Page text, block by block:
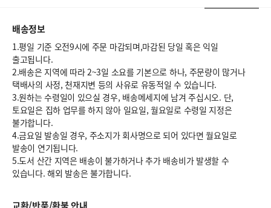
배송정보
1.평일 기준 오전9시에 주문 마감되며,마감된 당일 혹은 익일
출고됩니다.
2.배송은 지역에 따라 2~3일 소요를 기본으로 하나, 주문량이 많거나
택배사의 사정, 천재지변 등의 사유로 유동적일 수 있습니다.
3.원하는 수령일이 있으실 경우, 배송메세지에 남겨 주십시오. 단,
토요일은 집하 업무를 하지 않아 일요일, 월요일로 수령일 지정은
불가합니다.
4.금요일 발송일 경우, 주소지가 회사명으로 되어 있다면 월요일로
발송이 연기됩니다.
5.도서 산간 지역은 배송이 불가하거나 추가 배송비가 발생할 수
있습니다. 해외 발송은 불가합니다.